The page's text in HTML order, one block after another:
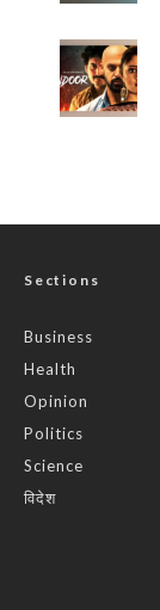
Sections
Business
Health
Opinion
Politics
Science
विदेश